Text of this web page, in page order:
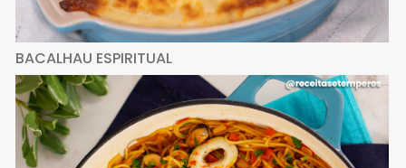
BACALHAU ESPIRITUAL